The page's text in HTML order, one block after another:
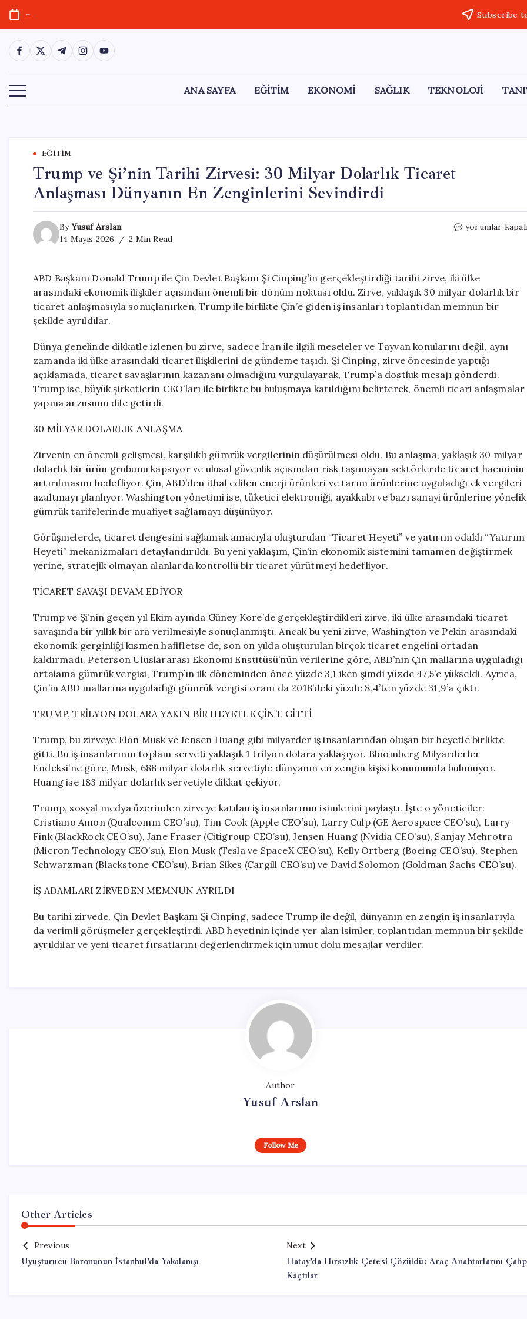
Skip
content
- Subscribe
https://www.facebook.com/
https://twitter.com/
https://t.me/
https://www.instagram.com/
https://youtube.com/
ANA SAYFA EĞİTİM EKONOMİ SAĞLIK TEKNOLOJİ
EĞITIM
Trump ve Şi’nin Tarihi Zirvesi: 30 Milyar Dolarlık Ticaret
Anlaşması Dünyanın En Zenginlerini Sevindirdi
ByYusuf Arslan
14 Mayıs 2026
2 Min Read
Trump
Zirvesi:
30
Milyar
Dolarlık
Dünyanın
En
Zenginlerini
Sevindirdi
yorumlar
ABD Başkanı Donald Trump ile Çin Devlet Başkanı Şi Cinping’in gerçekleştirdiği tarihi zirve, iki ülke
arasındaki ekonomik ilişkiler açısından önemli bir dönüm noktası oldu. Zirve, yaklaşık 30 milyar dolarlık bir
ticaret anlaşmasıyla sonuçlanırken, Trump ile birlikte Çin’e giden iş insanları toplantıdan memnun bir
şekilde ayrıldılar.
Dünya genelinde dikkatle izlenen bu zirve, sadece İran ile ilgili meseleler ve Tayvan konularını değil, aynı
zamanda iki ülke arasındaki ticaret ilişkilerini de gündeme taşıdı. Şi Cinping, zirve öncesinde yaptığı
açıklamada, ticaret savaşlarının kazananı olmadığını vurgulayarak, Trump’a dostluk mesajı gönderdi.
Trump ise, büyük şirketlerin CEO’ları ile birlikte bu buluşmaya katıldığını belirterek, önemli ticari anlaşmalar
yapma arzusunu dile getirdi.
30 MİLYAR DOLARLIK ANLAŞMA
Zirvenin en önemli gelişmesi, karşılıklı gümrük vergilerinin düşürülmesi oldu. Bu anlaşma, yaklaşık 30 milyar
dolarlık bir ürün grubunu kapsıyor ve ulusal güvenlik açısından risk taşımayan sektörlerde ticaret hacminin
artırılmasını hedefliyor. Çin, ABD’den ithal edilen enerji ürünleri ve tarım ürünlerine uyguladığı ek vergileri
azaltmayı planlıyor. Washington yönetimi ise, tüketici elektroniği, ayakkabı ve bazı sanayi ürünlerine yönelik
gümrük tarifelerinde muafiyet sağlamayı düşünüyor.
Görüşmelerde, ticaret dengesini sağlamak amacıyla oluşturulan “Ticaret Heyeti” ve yatırım odaklı “Yatırım
Heyeti” mekanizmaları detaylandırıldı. Bu yeni yaklaşım, Çin’in ekonomik sistemini tamamen değiştirmek
yerine, stratejik olmayan alanlarda kontrollü bir ticaret yürütmeyi hedefliyor.
TİCARET SAVAŞI DEVAM EDİYOR
Trump ve Şi’nin geçen yıl Ekim ayında Güney Kore’de gerçekleştirdikleri zirve, iki ülke arasındaki ticaret
savaşında bir yıllık bir ara verilmesiyle sonuçlanmıştı. Ancak bu yeni zirve, Washington ve Pekin arasındaki
ekonomik gerginliği kısmen hafifletse de, son on yılda oluşturulan birçok ticaret engelini ortadan
kaldırmadı. Peterson Uluslararası Ekonomi Enstitüsü’nün verilerine göre, ABD’nin Çin mallarına uyguladığı
ortalama gümrük vergisi, Trump’ın ilk döneminden önce yüzde 3,1 iken şimdi yüzde 47,5’e yükseldi. Ayrıca,
Çin’in ABD mallarına uyguladığı gümrük vergisi oranı da 2018’deki yüzde 8,4’ten yüzde 31,9’a çıktı.
TRUMP, TRİLYON DOLARA YAKIN BİR HEYETLE ÇİN’E GİTTİ
Trump, bu zirveye Elon Musk ve Jensen Huang gibi milyarder iş insanlarından oluşan bir heyetle birlikte
gitti. Bu iş insanlarının toplam serveti yaklaşık 1 trilyon dolara yaklaşıyor. Bloomberg Milyarderler
Endeksi’ne göre, Musk, 688 milyar dolarlık servetiyle dünyanın en zengin kişisi konumunda bulunuyor.
Huang ise 183 milyar dolarlık servetiyle dikkat çekiyor.
Trump, sosyal medya üzerinden zirveye katılan iş insanlarının isimlerini paylaştı. İşte o yöneticiler:
Cristiano Amon (Qualcomm CEO’su), Tim Cook (Apple CEO’su), Larry Culp (GE Aerospace CEO’su), Larry
Fink (BlackRock CEO’su), Jane Fraser (Citigroup CEO’su), Jensen Huang (Nvidia CEO’su), Sanjay Mehrotra
(Micron Technology CEO’su), Elon Musk (Tesla ve SpaceX CEO’su), Kelly Ortberg (Boeing CEO’su), Stephen
Schwarzman (Blackstone CEO’su), Brian Sikes (Cargill CEO’su) ve David Solomon (Goldman Sachs CEO’su).
İŞ ADAMLARI ZİRVEDEN MEMNUN AYRILDI
Bu tarihi zirvede, Çin Devlet Başkanı Şi Cinping, sadece Trump ile değil, dünyanın en zengin iş insanlarıyla
da verimli görüşmeler gerçekleştirdi. ABD heyetinin içinde yer alan isimler, toplantıdan memnun bir şekilde
ayrıldılar ve yeni ticaret fırsatlarını değerlendirmek için umut dolu mesajlar verdiler.
Author
Yusuf Arslan
Follow Me
Other Articles
Previous
Uyuşturucu Baronunun İstanbul’da Yakalanışı
Next
Hatay’da Hırsızlık Çetesi Çözüldü: Araç Anahtarlarını Çalıp
Kaçtılar